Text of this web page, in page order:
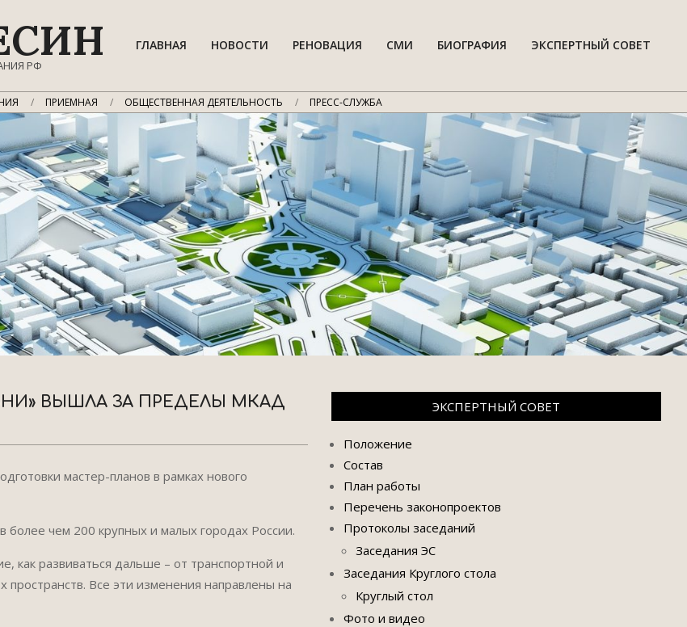
РФ
ГЛАВНАЯ НОВОСТИ РЕНОВАЦИЯ СМИ БИОГРАФИЯ ЭКСПЕРТНЫЙ СОВЕТ
ПРИЕМНАЯ ОБЩЕСТВЕННАЯ ДЕЯТЕЛЬНОСТЬ ПРЕСС-СЛУЖБА
ВЫШЛА ЗА ПРЕДЕЛЫ МКАД
мастер-планов в рамках нового
более чем 200 крупных и малых городах России.
как развиваться дальше – от транспортной и
Все эти изменения направлены на
ЭКСПЕРТНЫЙ СОВЕТ
Положение
Состав
План работы
Перечень законопроектов
Протоколы заседаний
Заседания ЭС
Заседания Круглого стола
Круглый стол
Фото и видео